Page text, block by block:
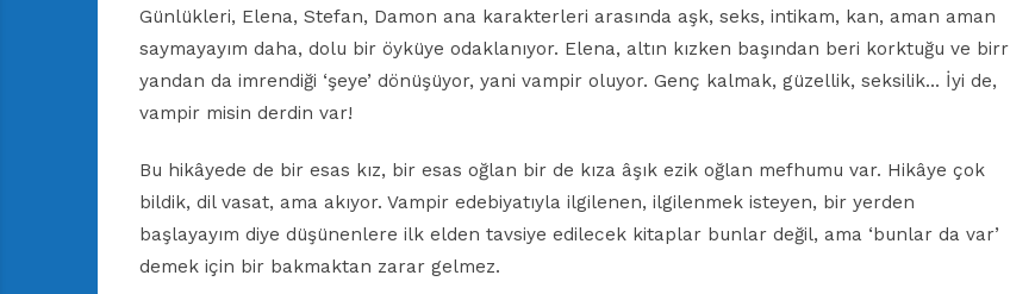
Günlükleri, Elena, Stefan, Damon ana karakterleri arasında aşk, seks, intikam, kan, aman aman
saymayayım daha, dolu bir öyküye odaklanıyor. Elena, altın kızken başından beri korktuğu ve birr
yandan da imrendiği ‘şeye’ dönüşüyor, yani vampir oluyor. Genç kalmak, güzellik, seksilik… İyi de,
vampir misin derdin var!
Bu hikâyede de bir esas kız, bir esas oğlan bir de kıza âşık ezik oğlan mefhumu var. Hikâye çok
bildik, dil vasat, ama akıyor. Vampir edebiyatıyla ilgilenen, ilgilenmek isteyen, bir yerden
başlayayım diye düşünenlere ilk elden tavsiye edilecek kitaplar bunlar değil, ama ‘bunlar da var’
demek için bir bakmaktan zarar gelmez.